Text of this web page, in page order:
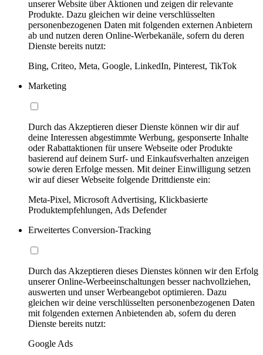
unserer Website über Aktionen und zeigen dir relevante
Produkte. Dazu gleichen wir deine verschlüsselten
personenbezogenen Daten mit folgenden externen Anbietern
ab und nutzen deren Online-Werbekanäle, sofern du deren
Dienste bereits nutzt:
Bing, Criteo, Meta, Google, LinkedIn, Pinterest, TikTok
Marketing
Durch das Akzeptieren dieser Dienste können wir dir auf
deine Interessen abgestimmte Werbung, gesponserte Inhalte
oder Rabattaktionen für unsere Webseite oder Produkte
basierend auf deinem Surf- und Einkaufsverhalten anzeigen
sowie deren Erfolge messen. Mit deiner Einwilligung setzen
wir auf dieser Webseite folgende Drittdienste ein:
Meta-Pixel, Microsoft Advertising, Klickbasierte
Produktempfehlungen, Ads Defender
Erweitertes Conversion-Tracking
Durch das Akzeptieren dieses Dienstes können wir den Erfolg
unserer Online-Werbeeinschaltungen besser nachvollziehen,
auswerten und unser Werbeangebot optimieren. Dazu
gleichen wir deine verschlüsselten personenbezogenen Daten
mit folgenden externen Anbietenden ab, sofern du deren
Dienste bereits nutzt:
Google Ads